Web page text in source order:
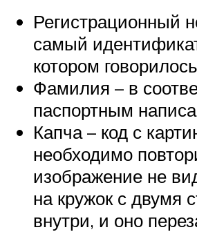
Регистрационный
самый
котором
Фамилия – в
паспортным
Капча – код с
необходимо
изображение не
на кружок с двумя
внутри, и оно